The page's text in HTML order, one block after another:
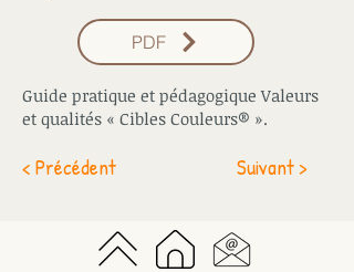
PDF
Guide pratique et pédagogique Valeurs
et qualités « Cibles Couleurs® ».
< Précédent Suivant >